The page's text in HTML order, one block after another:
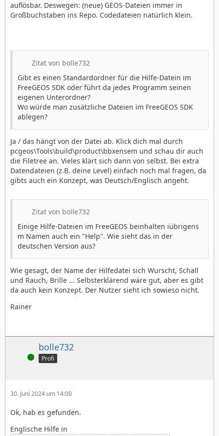
auflösbar. Deswegen: (neue) GEOS-Dateien immer in
Großbuchstaben ins Repo. Codedateien natürlich klein.
Zitat von bolle732
Gibt es einen Standardordner für die Hilfe-Datein im
FreeGEOS SDK oder führt da jedes Programm seinen
eigenen Unterordner?
Wo würde man zusätzliche Dateien im FreeGEOS SDK
ablegen?
Ja / das hängt von der Datei ab. Klick dich mal durch
pcgeos\Tools\build\product\bbxensem und schau dir auch
die Filetree an. Vieles klärt sich dann von selbst. Bei extra
Datendateien (z.B. deine Level) einfach noch mal fragen, da
gibts auch ein Konzept, was Deutsch/Englisch angeht.
Zitat von bolle732
Einige Hilfe-Dateien im FreeGEOS beinhalten iübrigens
m Namen auch ein "Help". Wie sieht das in der
deutschen Version aus?
Wie gesagt, der Name der Hilfedatei sich Wurscht, Schall
und Rauch, Brille ... Selbsterklärend wäre gut, aber es gibt
da auch kein Konzept. Der Nutzer sieht ich sowieso nicht.
Rainer
Online
bolle732
Profi
30. Juni 2024 um 14:00
Ok, hab es gefunden.
Englische Hilfe in